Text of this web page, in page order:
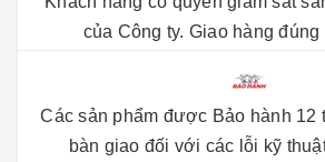
của Công ty. Giao hàng đúng
Các sản phẩm được Bảo hành 12
bàn giao đối với các lỗi kỹ